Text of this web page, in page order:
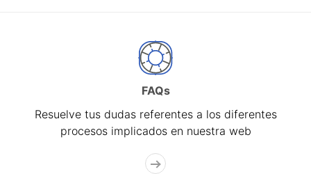
FAQs
Resuelve tus dudas referentes a los diferentes
procesos implicados en nuestra web